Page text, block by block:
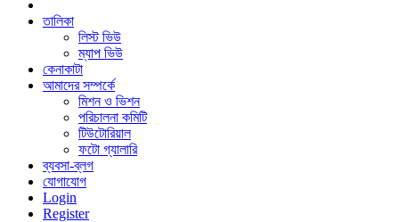
তালিকা
লিস্ট ভিউ
ম্যাপ ভিউ
কেনাকাটা
আমাদের সম্পর্কে
মিশন ও ভিশন
পরিচালনা কমিটি
টিউটোরিয়াল
ফটো গ্যালারি
ব্যবসা-ব্লগ
যোগাযোগ
Login
Register